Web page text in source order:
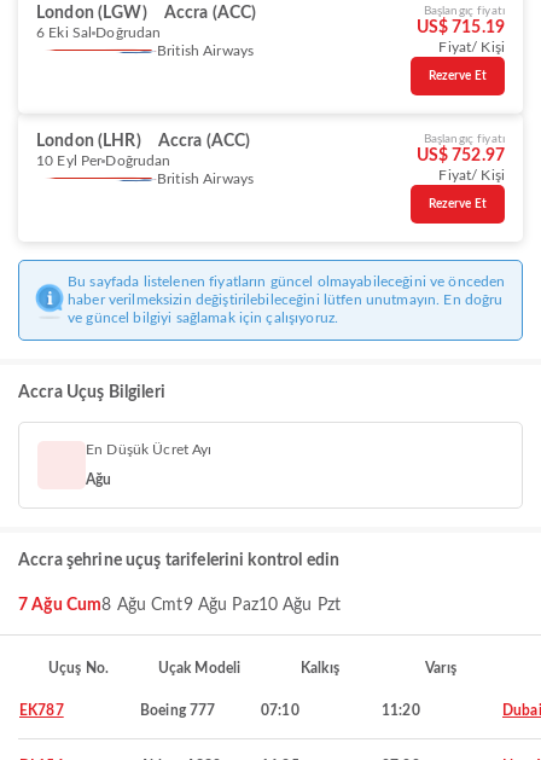
London (LGW) Accra (ACC)
6 Eki Sal Doğrudan
British Airways
Başlangıç fiyatı
US$ 715.19
Fiyat/ Kişi
Rezerve Et
London (LHR) Accra (ACC)
10 Eyl Per Doğrudan
British Airways
Başlangıç fiyatı
US$ 752.97
Fiyat/ Kişi
Rezerve Et
Bu sayfada listelenen fiyatların güncel olmayabileceğini ve önceden
haber verilmeksizin değiştirilebileceğini lütfen unutmayın. En doğru
ve güncel bilgiyi sağlamak için çalışıyoruz.
Accra Uçuş Bilgileri
En Düşük Ücret Ayı
Ağu
Accra şehrine uçuş tarifelerini kontrol edin
7 Ağu Cum8 Ağu Cmt9 Ağu Paz10 Ağu Pzt
Uçuş No. Uçak Modeli Kalkış Varış
EK787 Boeing 777 07:10 11:20 Dubai